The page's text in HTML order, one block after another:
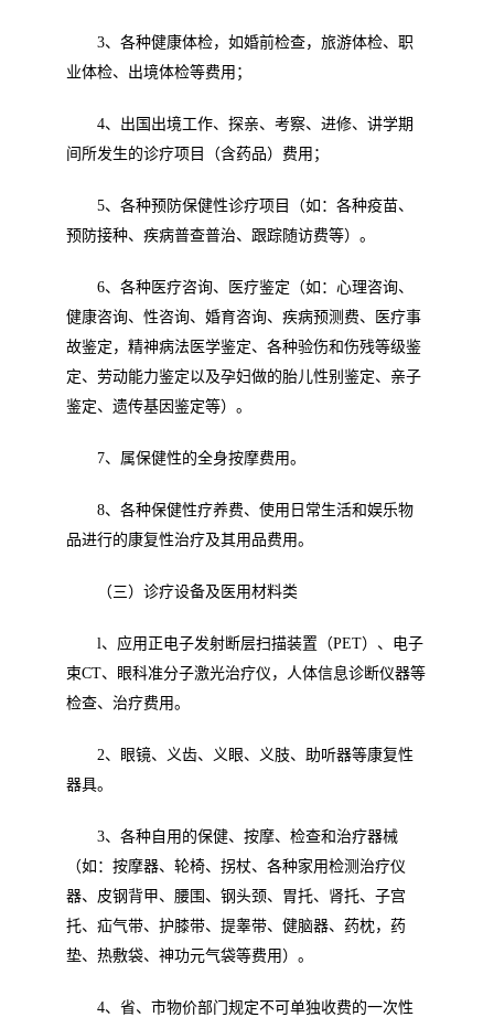
3、各种健康体检，如婚前检查，旅游体检、职
业体检、出境体检等费用；
4、出国出境工作、探亲、考察、进修、讲学期
间所发生的诊疗项目（含药品）费用；
5、各种预防保健性诊疗项目（如：各种疫苗、
预防接种、疾病普查普治、跟踪随访费等）。
6、各种医疗咨询、医疗鉴定（如：心理咨询、
健康咨询、性咨询、婚育咨询、疾病预测费、医疗事
故鉴定，精神病法医学鉴定、各种验伤和伤残等级鉴
定、劳动能力鉴定以及孕妇做的胎儿性别鉴定、亲子
鉴定、遗传基因鉴定等）。
7、属保健性的全身按摩费用。
8、各种保健性疗养费、使用日常生活和娱乐物
品进行的康复性治疗及其用品费用。
（三）诊疗设备及医用材料类
l、应用正电子发射断层扫描装置（PET）、电子
束CT、眼科准分子激光治疗仪，人体信息诊断仪器等
检查、治疗费用。
2、眼镜、义齿、义眼、义肢、助听器等康复性
器具。
3、各种自用的保健、按摩、检查和治疗器械
（如：按摩器、轮椅、拐杖、各种家用检测治疗仪
器、皮钢背甲、腰围、钢头颈、胃托、肾托、子宫
托、疝气带、护膝带、提睾带、健脑器、药枕，药
垫、热敷袋、神功元气袋等费用）。
4、省、市物价部门规定不可单独收费的一次性